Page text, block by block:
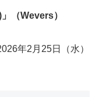
（Wevers）
年2月25日（水）